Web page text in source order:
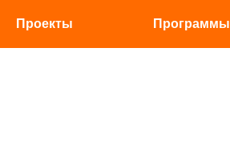
Проекты Программы